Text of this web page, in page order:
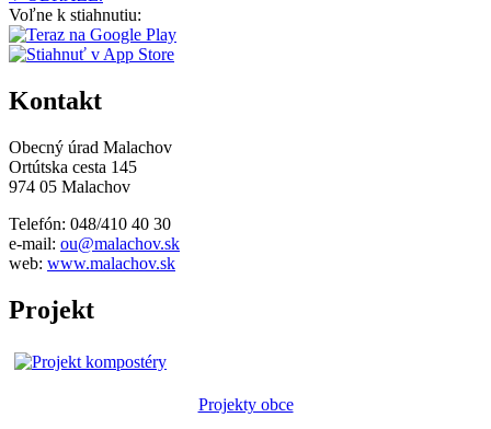
Voľne k stiahnutiu:
Kontakt
Obecný úrad Malachov
Ortútska cesta 145
974 05 Malachov
Telefón: 048/410 40 30
e-mail: ou@malachov.sk
web: www.malachov.sk
Projekt
Projekty obce